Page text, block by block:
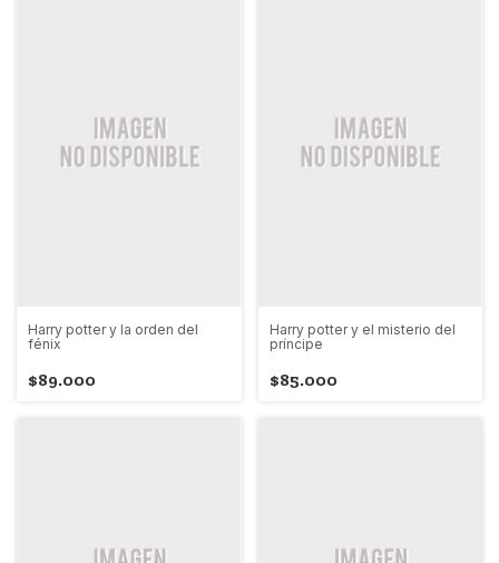
Harry potter y la orden del
fénix
$89.000
Harry potter y el misterio del
príncipe
$85.000